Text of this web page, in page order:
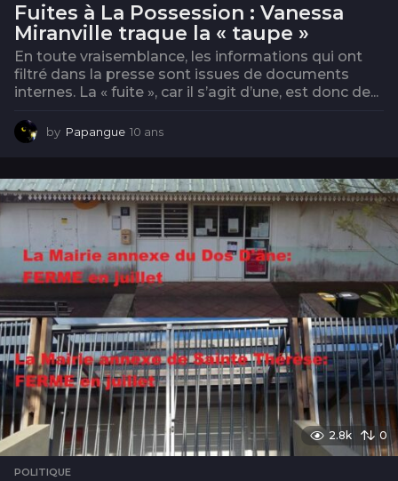
Fuites à La Possession : Vanessa
Miranville traque la « taupe »
En toute vraisemblance, les informations qui ont
filtré dans la presse sont issues de documents
internes. La « fuite », car il s’agit d’une, est donc de...
by Papangue 10 ans
n
s
2.8k 0
POLITIQUE